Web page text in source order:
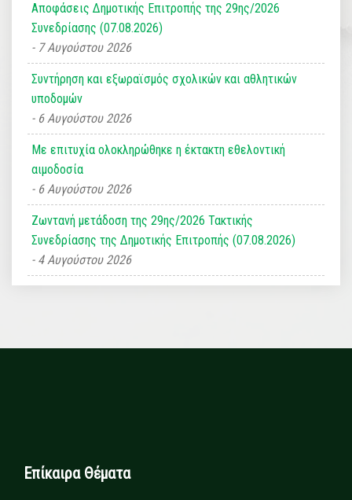
Αποφάσεις Δημοτικής Επιτροπής της 29ης/2026
Συνεδρίασης (07.08.2026)
7 Αυγούστου 2026
Συντήρηση και εξωραϊσμός σχολικών και αθλητικών
υποδομών
6 Αυγούστου 2026
Με επιτυχία ολοκληρώθηκε η έκτακτη εθελοντική
αιμοδοσία
6 Αυγούστου 2026
Ζωντανή μετάδοση της 29ης/2026 Τακτικής
Συνεδρίασης της Δημοτικής Επιτροπής (07.08.2026)
4 Αυγούστου 2026
Επίκαιρα Θέματα